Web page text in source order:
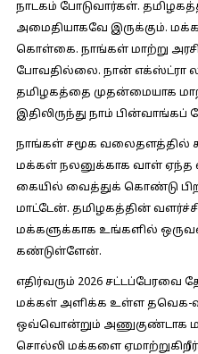
நாடகம் போடுவார்கள்.
அமைதியாகவே இருக்கும்.
கொள்கை. நாங்கள் மாற்று
போவதில்லை. நான் எக்ஸ்ட்ரா
தமிழகத்தை முதன்மையாக
இதிலிருந்து நாம்
நாங்கள் சமூக வலைதளத்தில்
மக்கள் நலனுக்காக வாள் ஏந்த
கையில் வைத்துக் கொண்டு
மாட்டேன். தமிழகத்தின்
மக்களுக்காக உங்களில்
கண்டுள்ளேன்.
எதிர்வரும் 2026 சட்டப்பேரவை
மக்கள் அளிக்க உள்ள தவெக-
ஒவ்வொன்றும் அணுகுண்டாக
சொல்லி மக்களை